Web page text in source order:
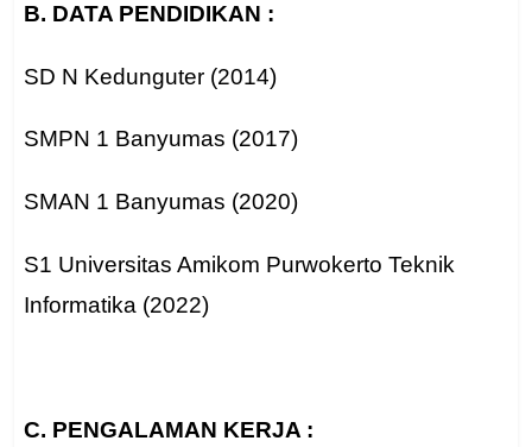
B. DATA PENDIDIKAN :
SD N Kedunguter (2014)
SMPN 1 Banyumas (2017)
SMAN 1 Banyumas (2020)
S1 Universitas Amikom Purwokerto Teknik
Informatika (2022)
C. PENGALAMAN KERJA :